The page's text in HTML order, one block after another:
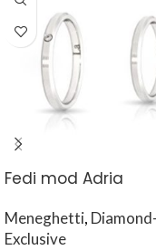
Fedi mod Adria
Meneghetti, Diamond-
Exclusive